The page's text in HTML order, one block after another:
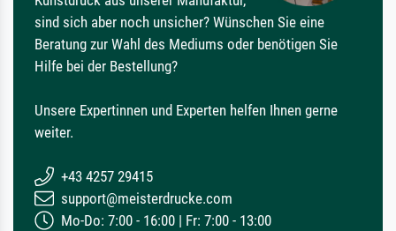
sind sich aber noch unsicher? Wünschen Sie eine
Beratung zur Wahl des Mediums oder benötigen Sie
Hilfe bei der Bestellung?
Unsere Expertinnen und Experten helfen Ihnen gerne
weiter.
+43 4257 29415
support@meisterdrucke.com
Mo-Do: 7:00 - 16:00 | Fr: 7:00 - 13:00